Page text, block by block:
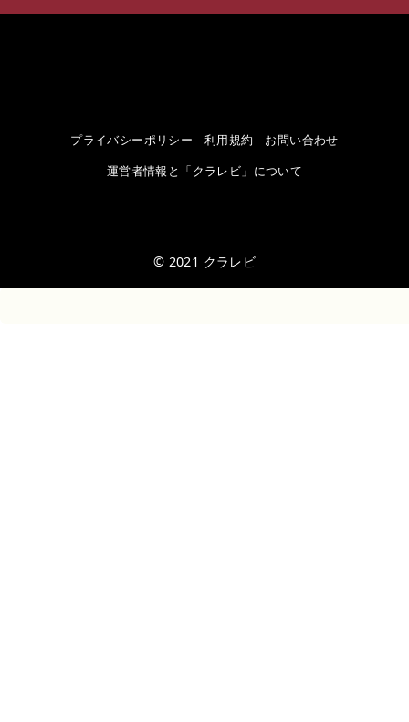
プライバシーポリシー 利用規約
お問い合わせ
運営者情報と「クラレビ」について
© 2021 クラレビ